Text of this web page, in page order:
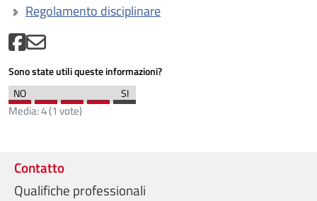
Regolamento disciplinare
Sono state utili queste informazioni?
Media:4(1 vote)
Contatto
Qualifiche professionali